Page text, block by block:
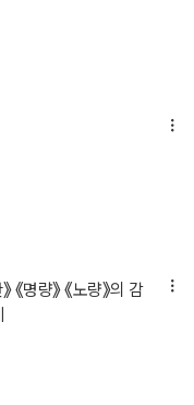
《명량》 《노량》의 감